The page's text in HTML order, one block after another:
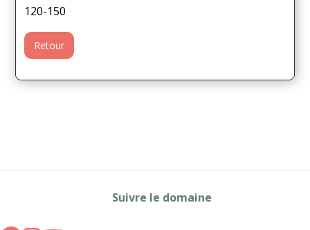
120-150
Retour
Suivre le domaine